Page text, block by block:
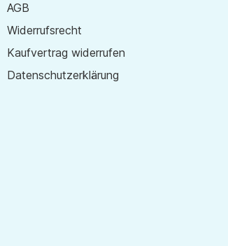
AGB
Widerrufsrecht
Kaufvertrag widerrufen
Datenschutzerklärung